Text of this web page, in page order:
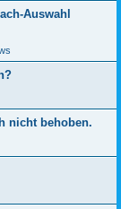
Auswahl
nicht behoben.